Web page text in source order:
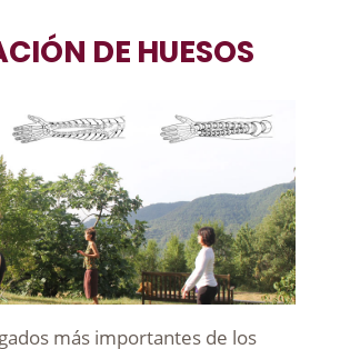
DE HUESOS
más importantes de los